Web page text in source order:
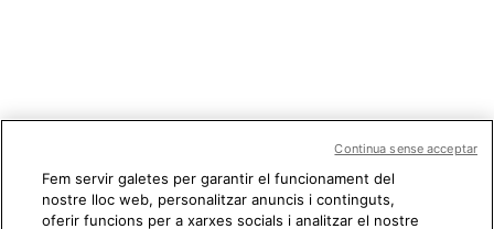
Fem servir galetes per garantir el funcionament del
nostre lloc web, personalitzar anuncis i continguts,
oferir funcions per a xarxes socials i analitzar el nostre
Continua sense acceptar